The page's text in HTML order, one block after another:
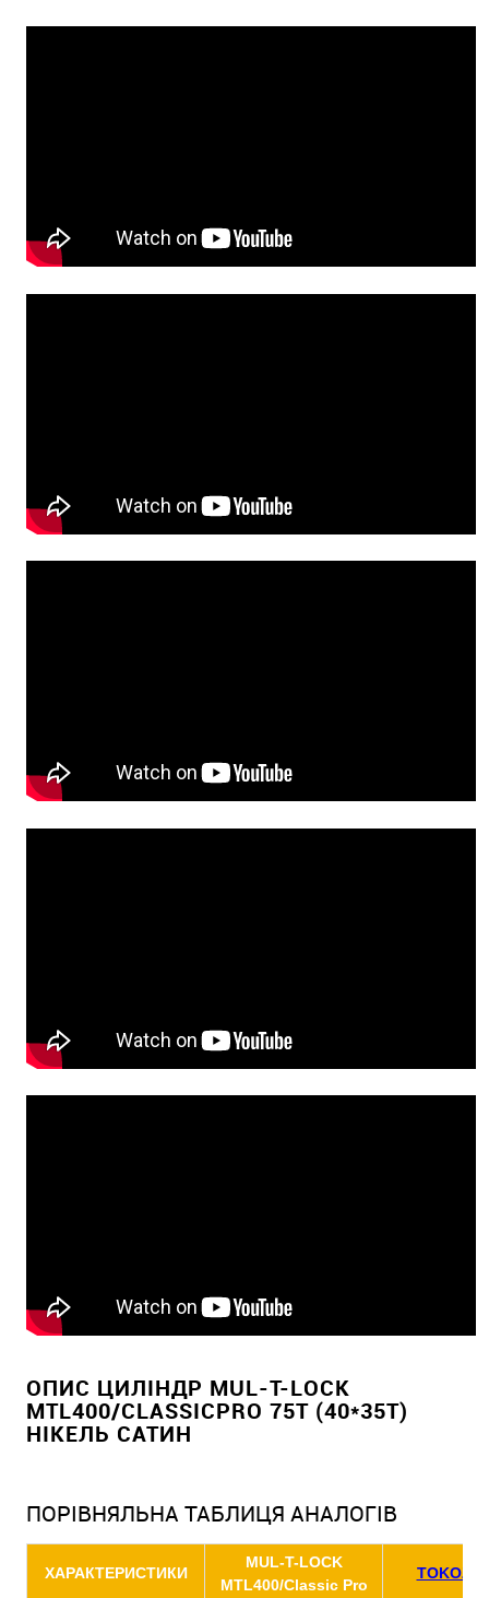
ОПИС ЦИЛІНДР MUL-T-LOCK
MTL400/CLASSICPRO 75T (40*35T)
НІКЕЛЬ САТИН
ПОРІВНЯЛЬНА ТАБЛИЦЯ АНАЛОГІВ
ХАРАКТЕРИСТИКИ
MUL-T-LOCK
MTL400/Classic Pro
TOKOZ